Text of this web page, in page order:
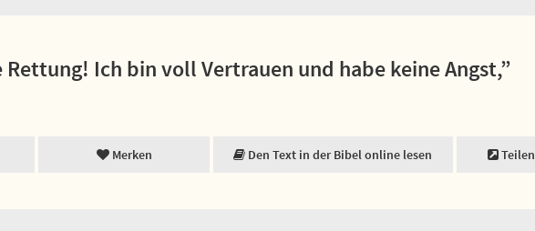
Ich bin voll Vertrauen und habe keine Angst,”
Merken Den Text in der Bibel online lesen Teilen